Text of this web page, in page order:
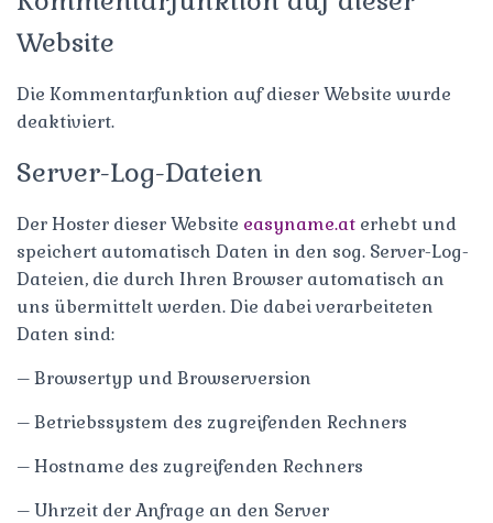
Website
Die Kommentarfunktion auf dieser Website wurde
deaktiviert.
Server-Log-Dateien
Der Hoster dieser Website easyname.at erhebt und
speichert automatisch Daten in den sog. Server-Log-
Dateien, die durch Ihren Browser automatisch an
uns übermittelt werden. Die dabei verarbeiteten
Daten sind:
– Browsertyp und Browserversion
– Betriebssystem des zugreifenden Rechners
– Hostname des zugreifenden Rechners
– Uhrzeit der Anfrage an den Server